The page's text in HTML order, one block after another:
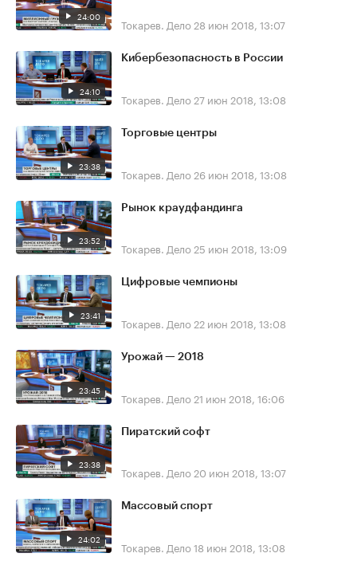
24:00 Токарев. Дело 28 июн 2018, 13:07
24:10
Кибербезопасность в России
Токарев. Дело 27 июн 2018, 13:08
23:38
Торговые центры
Токарев. Дело 26 июн 2018, 13:08
23:52
Рынок краудфандинга
Токарев. Дело 25 июн 2018, 13:09
23:41
Цифровые чемпионы
Токарев. Дело 22 июн 2018, 13:08
23:45
Урожай — 2018
Токарев. Дело 21 июн 2018, 16:06
23:38
Пиратский софт
Токарев. Дело 20 июн 2018, 13:07
24:02
Массовый спорт
Токарев. Дело18 июн 2018, 13:08